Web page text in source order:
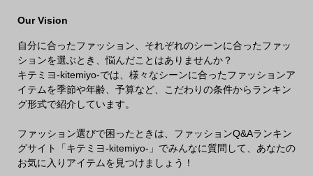
Our Vision
自分に合ったファッション、それぞれのシーンに合ったファッ
ションを選ぶとき、悩んだことはありませんか？
キテミヨ-kitemiyo-では、様々なシーンに合ったファッションア
イテムを季節や年齢、予算など、こだわりの条件からランキン
グ形式で紹介しています。
ファッション選びで困ったときは、ファッションQ&Aランキン
グサイト「キテミヨ-kitemiyo-」でみんなに質問して、あなたの
お気に入りアイテムを見つけましょう！